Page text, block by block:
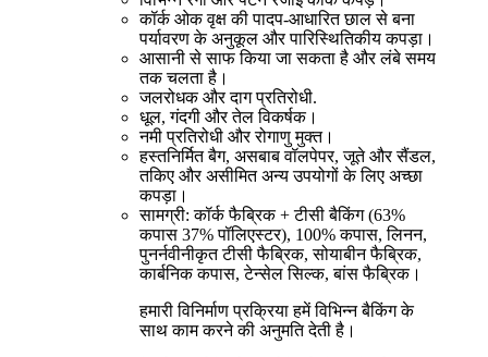
कॉर्क ओक वृक्ष की पादप-आधारित छाल से बना
पर्यावरण के अनुकूल और पारिस्थितिकीय कपड़ा।
आसानी से साफ किया जा सकता है और लंबे समय
तक चलता है।
जलरोधक और दाग प्रतिरोधी.
धूल, गंदगी और तेल विकर्षक।
नमी प्रतिरोधी और रोगाणु मुक्त।
हस्तनिर्मित बैग, असबाब वॉलपेपर, जूते और सैंडल,
तकिए और असीमित अन्य उपयोगों के लिए अच्छा
कपड़ा।
सामग्री: कॉर्क फैब्रिक + टीसी बैकिंग (63%
कपास 37% पॉलिएस्टर), 100% कपास, लिनन,
पुनर्नवीनीकृत टीसी फैब्रिक, सोयाबीन फैब्रिक,
कार्बनिक कपास, टेन्सेल सिल्क, बांस फैब्रिक।
हमारी विनिर्माण प्रक्रिया हमें विभिन्न बैकिंग के
साथ काम करने की अनुमति देती है।